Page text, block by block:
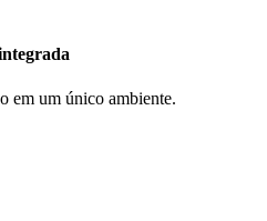
em um único ambiente.